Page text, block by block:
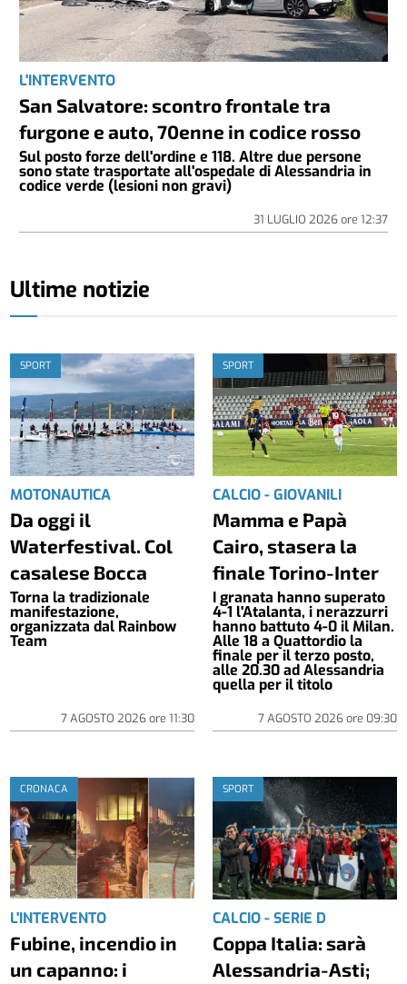
L'INTERVENTO
San Salvatore: scontro frontale tra
furgone e auto, 70enne in codice rosso
Sul posto forze dell'ordine e 118. Altre due persone
sono state trasportate all'ospedale di Alessandria in
codice verde (lesioni non gravi)
31 LUGLIO 2026ore 12:37
Ultime notizie
SPORT
MOTONAUTICA
Da oggi il
Waterfestival. Col
casalese Bocca
Torna la tradizionale
manifestazione,
organizzata dal Rainbow
Team
7 AGOSTO 2026ore 11:30
SPORT
CALCIO - GIOVANILI
Mamma e Papà
Cairo, stasera la
finale Torino-Inter
I granata hanno superato
4-1 l'Atalanta, i nerazzurri
hanno battuto 4-0 il Milan.
Alle 18 a Quattordio la
finale per il terzo posto,
alle 20.30 ad Alessandria
quella per il titolo
7 AGOSTO 2026ore 09:30
CRONACA
L'INTERVENTO
Fubine, incendio in
un capanno: i
SPORT
CALCIO - SERIE D
Coppa Italia: sarà
Alessandria-Asti;